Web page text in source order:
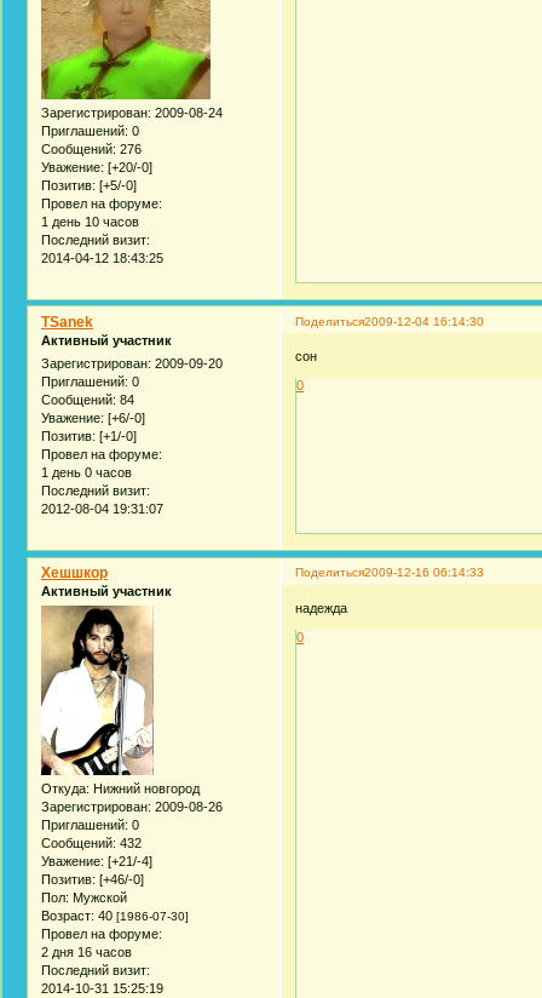
Зарегистрирован: 2009-08-24
Приглашений: 0
Сообщений: 276
Уважение: [+20/-0]
Позитив: [+5/-0]
Провел на форуме:
1 день 10 часов
Последний визит:
2014-04-12 18:43:25
Поделиться2009-12-04 16:14:30
TSanek
Активный участник
Зарегистрирован: 2009-09-20
Приглашений: 0
Сообщений: 84
Уважение: [+6/-0]
Позитив: [+1/-0]
Провел на форуме:
1 день 0 часов
Последний визит:
2012-08-04 19:31:07
сон
0
Поделиться2009-12-16 06:14:33
Хешшкор
Активный участник
Откуда: Нижний новгород
Зарегистрирован: 2009-08-26
Приглашений: 0
Сообщений: 432
Уважение: [+21/-4]
Позитив: [+46/-0]
Пол: Мужской
Возраст: 40 [1986-07-30]
Провел на форуме:
2 дня 16 часов
Последний визит:
2014-10-31 15:25:19
надежда
0